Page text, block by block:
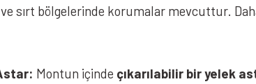
sırt bölgelerinde korumalar mevcuttur.
Montun içinde çıkarılabilir bir yelek